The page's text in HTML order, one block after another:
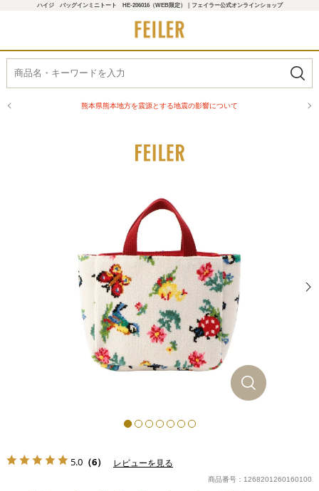
ハイジ バッグインミニトート HE-206016（WEB限定）｜フェイラー公式オンラインショップ
熊本県熊本地方を震源とする地震の影響について
5.0 （6） レビューを見る
商品番号：1268201260160100